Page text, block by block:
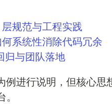
规范与工程实践
系统性消除代码冗余
归与团队落地
例进行说明，但核心思